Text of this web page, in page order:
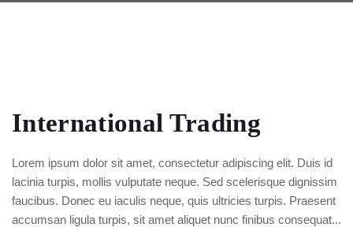
International Trading
Lorem ipsum dolor sit amet, consectetur adipiscing elit. Duis id
lacinia turpis, mollis vulputate neque. Sed scelerisque dignissim
faucibus. Donec eu iaculis neque, quis ultricies turpis. Praesent
accumsan ligula turpis, sit amet aliquet nunc finibus consequat...